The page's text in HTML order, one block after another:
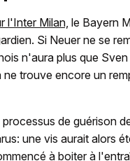
l'Inter Milan, le Bayern
Si Neuer ne se
n'aura plus que
trouve encore un
de guérison
une vis aurait alors
à boiter à